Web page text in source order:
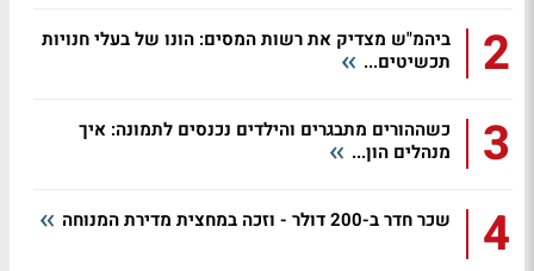
2
ביהמ"ש מצדיק את רשות המסים: הונו של בעלי חנויות
תכשיטים...
3
כשההורים מתבגרים והילדים נכנסים לתמונה: איך
מנהלים הון...
4 שכר חדר ב-200 דולר - וזכה במחצית מדירת המנוחה